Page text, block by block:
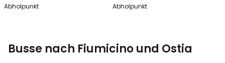
Abholpunkt
Abholpunkt
Busse nach Fiumicino und Ostia